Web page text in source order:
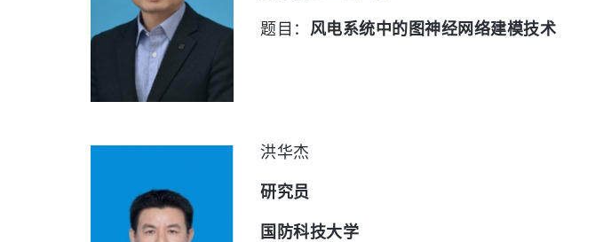
题目： 风电系统中的图神经网络建模技术
洪华杰
研究员
国防科技大学